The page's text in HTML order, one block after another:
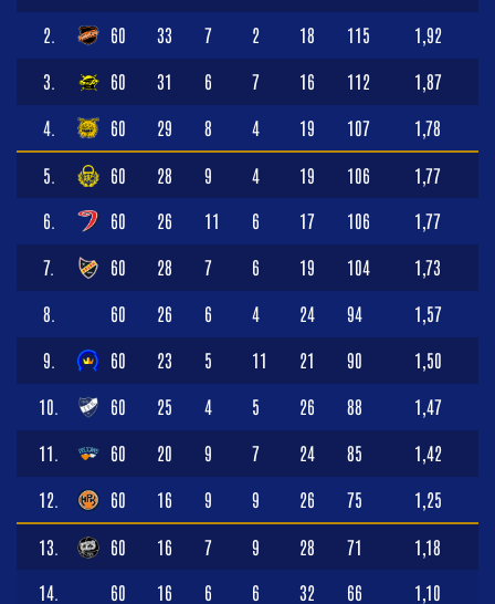
2. 60 33 7 2 18 115 1,92
3. 60 31 6 7 16 112 1,87
4. 60 29 8 4 19 107 1,78
5. 60 28 9 4 19 106 1,77
6. 60 26 11 6 17 106 1,77
7. 60 28 7 6 19 104 1,73
8. 60 26 6 4 24 94 1,57
9. 60 23 5 11 21 90 1,50
10. 60 25 4 5 26 88 1,47
11. 60 20 9 7 24 85 1,42
12. 60 16 9 9 26 75 1,25
13. 60 16 7 9 28 71 1,18
14. 60 16 6 6 32 66 1,10